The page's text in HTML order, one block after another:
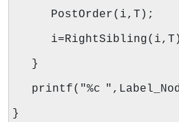
PostOrder(i,T);
}
printf("%c
}